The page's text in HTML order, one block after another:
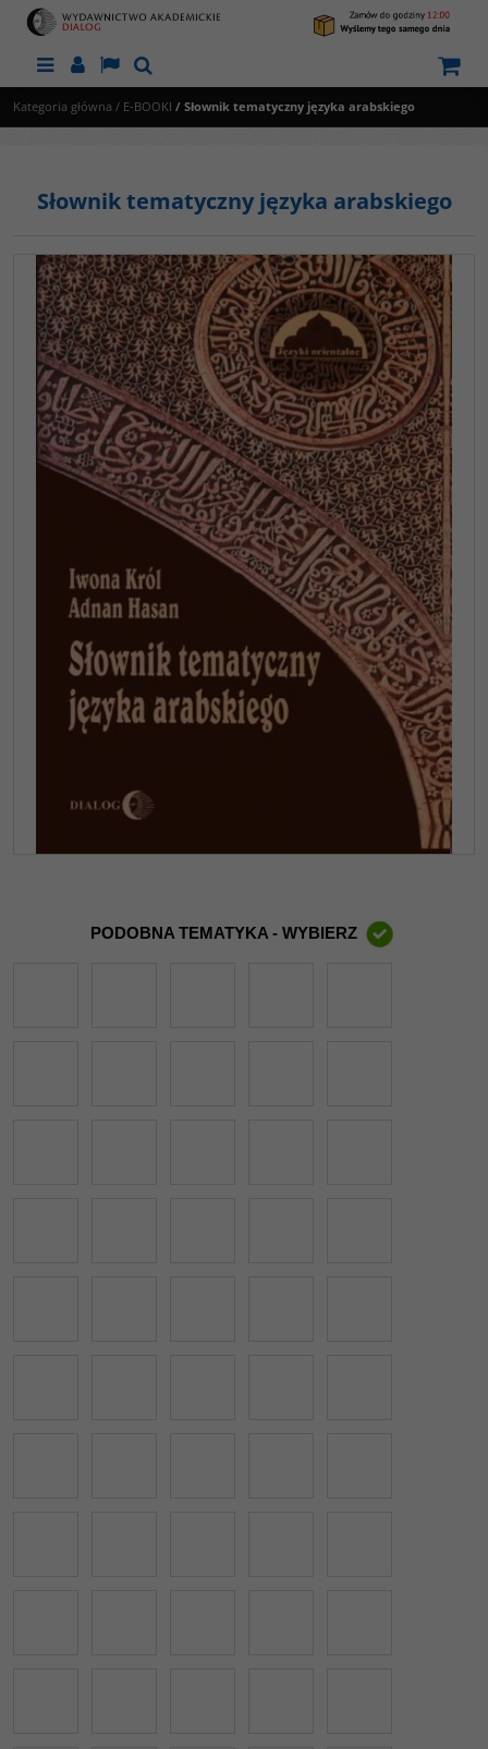
MenuPanelLangSzukaj
Kategoria główna / E-BOOKI / Słownik tematyczny języka arabskiego
Słownik tematyczny języka arabskiego
PODOBNA TEMATYKA - WYBIERZ